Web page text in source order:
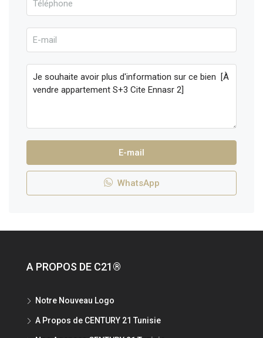
E-mail
WhatsApp
A PROPOS DE C21®
Notre Nouveau Logo
A Propos de CENTURY 21 Tunisie